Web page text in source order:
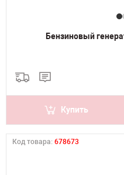
Бензиновый
Купить
Код товара: 678673